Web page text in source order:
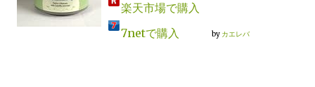
楽天市場で購入
7netで購入
by カエレバ